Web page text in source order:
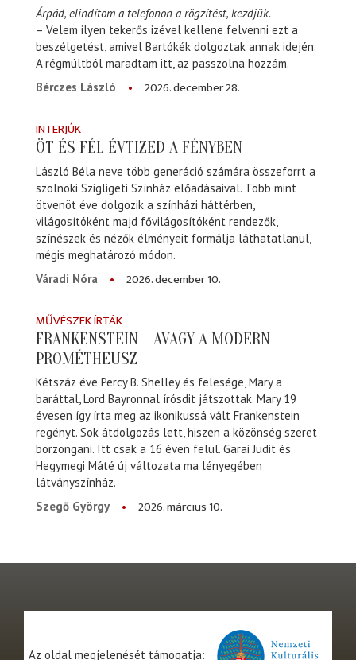
Árpád, elindítom a telefonon a rögzítést, kezdjük.
– Velem ilyen tekerős izével kellene felvenni ezt a
beszélgetést, amivel Bartókék dolgoztak annak idején.
A régmúltból maradtam itt, az passzolna hozzám.
Bérczes László
2026. december 28.
INTERJÚK
ÖT ÉS FÉL ÉVTIZED A FÉNYBEN
László Béla neve több generáció számára összeforrt a
szolnoki Szigligeti Színház előadásaival. Több mint
ötvenöt éve dolgozik a színházi háttérben,
világosítóként majd fővilágosítóként rendezők,
színészek és nézők élményeit formálja láthatatlanul,
mégis meghatározó módon.
Váradi Nóra
2026. december 10.
MŰVÉSZEK ÍRTÁK
FRANKENSTEIN – AVAGY A MODERN
PROMÉTHEUSZ
Kétszáz éve Percy B. Shelley és felesége, Mary a
baráttal, Lord Bayronnal írósdit játszottak. Mary 19
évesen így írta meg az ikonikussá vált Frankenstein
regényt. Sok átdolgozás lett, hiszen a közönség szeret
borzongani. Itt csak a 16 éven felül. Garai Judit és
Hegymegi Máté új változata ma lényegében
látványszínház.
Szegő György
2026. március 10.
Az oldal megjelenését támogatja: